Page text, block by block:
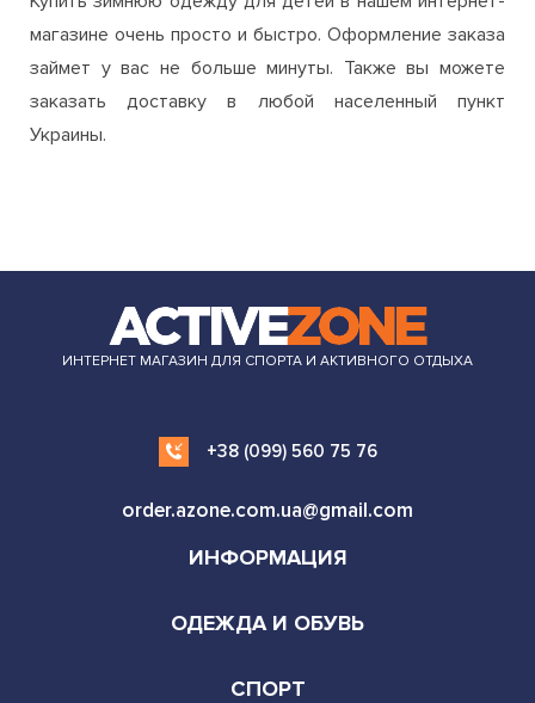
магазине очень просто и быстро. Оформление заказа
займет у вас не больше минуты. Также вы можете
заказать доставку в любой населенный пункт
Украины.
ИНТЕРНЕТ МАГАЗИН ДЛЯ СПОРТА И АКТИВНОГО ОТДЫХА
+38 (099) 560 75 76
order.azone.com.ua@gmail.com
ИНФОРМАЦИЯ
ОДЕЖДА И ОБУВЬ
СПОРТ